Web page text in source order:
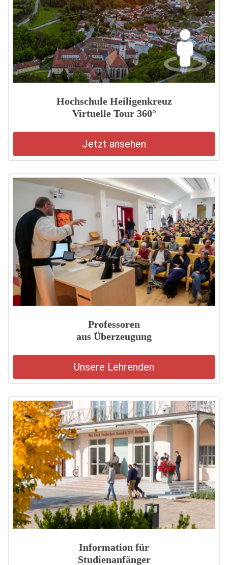
Hochschule Heiligenkreuz
Virtuelle Tour 360°
Jetzt ansehen
Professoren
aus Überzeugung
Unsere Lehrenden
Information für
Studienanfänger